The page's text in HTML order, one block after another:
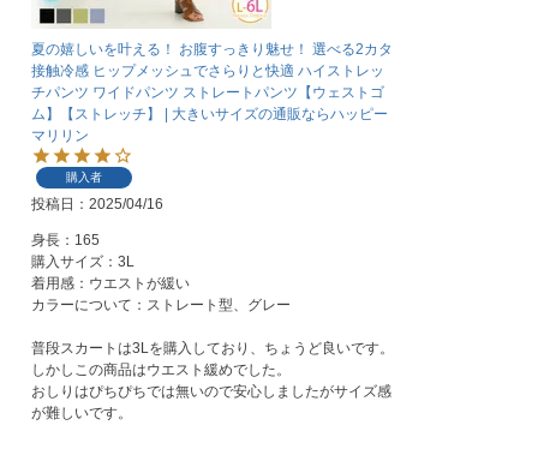
夏の嬉しいを叶える！ お腹すっきり魅せ！ 選べる2カタ
接触冷感 ヒップメッシュでさらりと快適 ハイストレッ
チパンツ ワイドパンツ ストレートパンツ【ウェストゴ
ム】【ストレッチ】 | 大きいサイズの通販ならハッピー
マリリン
購入者
投稿日 2025/04/16
身長：165
購入サイズ：3L
着用感：ウエストが緩い
カラーについて：ストレート型、グレー
普段スカートは3Lを購入しており、ちょうど良いです。
しかしこの商品はウエスト緩めでした。
おしりはぴちぴちでは無いので安心しましたがサイズ感
が難しいです。